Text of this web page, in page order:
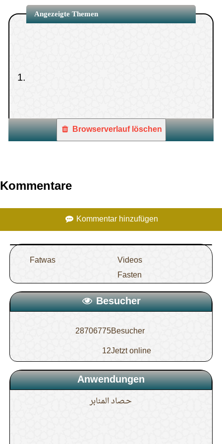
Angezeigte Themen
Browserverlauf löschen
Kommentare
Kommentar hinzufügen
Videos
Fatwas
Fasten
Besucher
Besucher
28706775
Jetzt online
12
Anwendungen
حـصاد المنابر